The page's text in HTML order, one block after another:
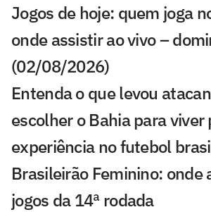
Jogos de hoje: quem joga
onde assistir ao vivo –
(02/08/2026)
Entenda o que levou
escolher o Bahia para
experiência no futebol
Brasileirão Feminino: onde
jogos da 14ª rodada